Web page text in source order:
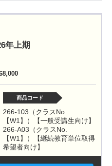
年上期
商品コード
266-103（クラスNo.
【W1】）【一般受講生向け】
266-A03（クラスNo.
【W1】）【継続教育単位取得
希望者向け】